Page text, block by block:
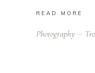
READ MORE
Photography